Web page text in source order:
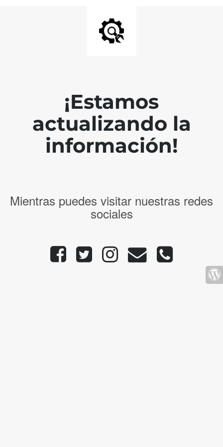
¡Estamos
actualizando la
información!
Mientras puedes visitar nuestras redes
sociales